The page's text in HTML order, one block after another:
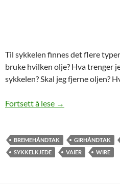
Til sykkelen finnes det flere
bruke hvilken olje? Hva trenger
sykkelen? Skal jeg fjerne oljen?
Fortsett å lese Hvordan smøre
→
BREMEHÅNDTAK GIRHÅNDTAK
SYKKELKJEDE
VAIER WIRE